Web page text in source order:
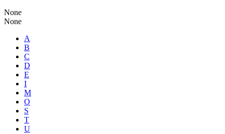
None
None
A
B
C
D
E
I
M
O
S
T
U